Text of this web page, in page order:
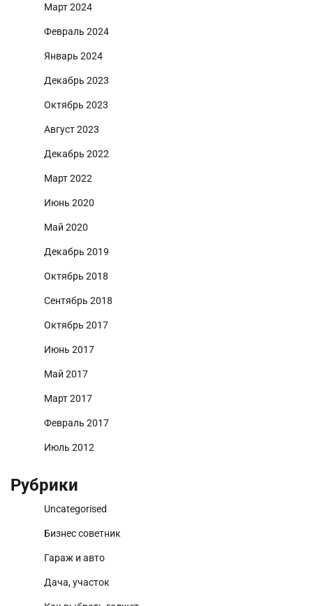
Март 2024
Февраль 2024
Январь 2024
Декабрь 2023
Октябрь 2023
Август 2023
Декабрь 2022
Март 2022
Июнь 2020
Май 2020
Декабрь 2019
Октябрь 2018
Сентябрь 2018
Октябрь 2017
Июнь 2017
Май 2017
Март 2017
Февраль 2017
Июль 2012
Рубрики
Uncategorised
Бизнес советник
Гараж и авто
Дача, участок